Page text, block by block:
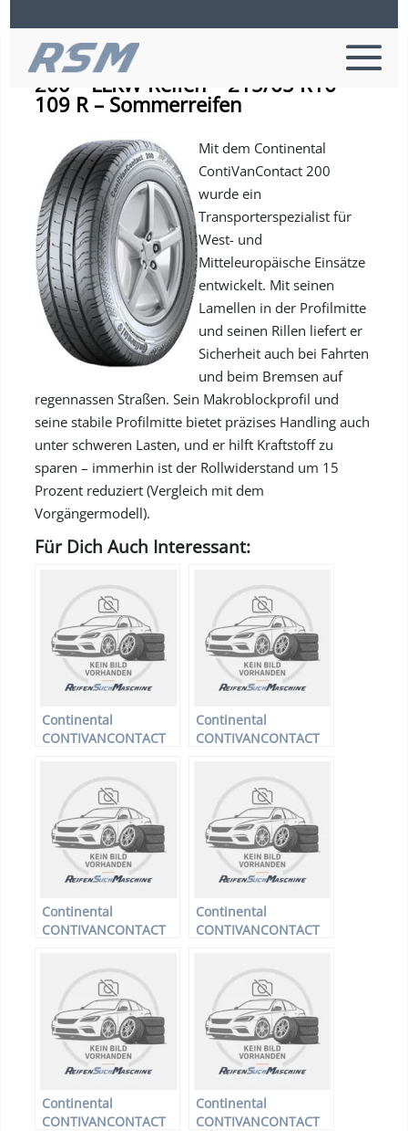
Continental CONTIVANCONTACT
200 – LLKW-Reifen – 215/65 R16
109 R – Sommerreifen
Mit dem Continental
ContiVanContact 200
wurde ein
Transporterspezialist für
West- und
Mitteleuropäische Einsätze
entwickelt. Mit seinen
Lamellen in der Profilmitte
und seinen Rillen liefert er
Sicherheit auch bei Fahrten
und beim Bremsen auf
regennassen Straßen. Sein Makroblockprofil und
seine stabile Profilmitte bietet präzises Handling auch
unter schweren Lasten, und er hilft Kraftstoff zu
sparen – immerhin ist der Rollwiderstand um 15
Prozent reduziert (Vergleich mit dem
Vorgängermodell).
Für Dich Auch Interessant:
Continental
CONTIVANCONTACT
195/70 R15 104 R –
Sommerreifen
Continental
CONTIVANCONTACT
215/65 R15 100 T –
Sommerreifen
Continental
CONTIVANCONTACT
215/60 R16 103 T –
Sommerreifen
Continental
CONTIVANCONTACT
215/65 R16 109T –
Sommerreifen
Continental
CONTIVANCONTACT
Continental
CONTIVANCONTACT